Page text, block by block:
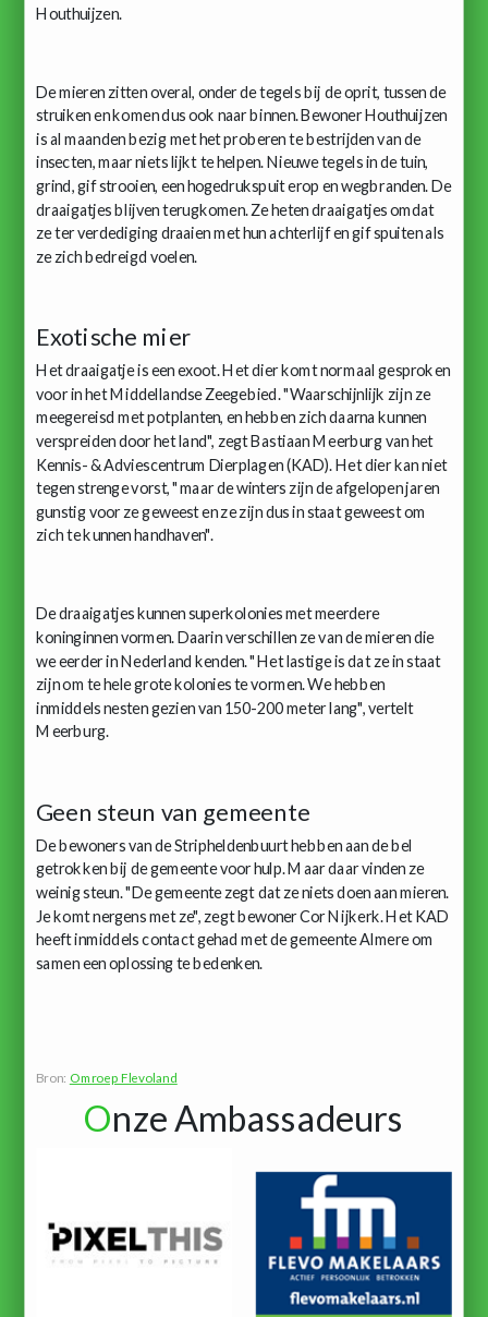
Houthuijzen.
De mieren zitten overal, onder de tegels bij de oprit, tussen de
struiken en komen dus ook naar binnen. Bewoner Houthuijzen
is al maanden bezig met het proberen te bestrijden van de
insecten, maar niets lijkt te helpen. Nieuwe tegels in de tuin,
grind, gif strooien, een hogedrukspuit erop en wegbranden. De
draaigatjes blijven terugkomen. Ze heten draaigatjes omdat
ze ter verdediging draaien met hun achterlijf en gif spuiten als
ze zich bedreigd voelen.
Exotische mier
Het draaigatje is een exoot. Het dier komt normaal gesproken
voor in het Middellandse Zeegebied. "Waarschijnlijk zijn ze
meegereisd met potplanten, en hebben zich daarna kunnen
verspreiden door het land", zegt Bastiaan Meerburg van het
Kennis- & Adviescentrum Dierplagen (KAD). Het dier kan niet
tegen strenge vorst, "maar de winters zijn de afgelopen jaren
gunstig voor ze geweest en ze zijn dus in staat geweest om
zich te kunnen handhaven".
De draaigatjes kunnen superkolonies met meerdere
koninginnen vormen. Daarin verschillen ze van de mieren die
we eerder in Nederland kenden. "Het lastige is dat ze in staat
zijn om te hele grote kolonies te vormen. We hebben
inmiddels nesten gezien van 150-200 meter lang", vertelt
Meerburg.
Geen steun van gemeente
De bewoners van de Stripheldenbuurt hebben aan de bel
getrokken bij de gemeente voor hulp. Maar daar vinden ze
weinig steun. "De gemeente zegt dat ze niets doen aan mieren.
Je komt nergens met ze", zegt bewoner Cor Nijkerk. Het KAD
heeft inmiddels contact gehad met de gemeente Almere om
samen een oplossing te bedenken.
Bron: Omroep Flevoland
Onze Ambassadeurs